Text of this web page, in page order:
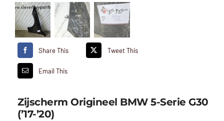
Share This Tweet This
Email This
Zijscherm Origineel BMW 5-Serie G30
(’17-’20)